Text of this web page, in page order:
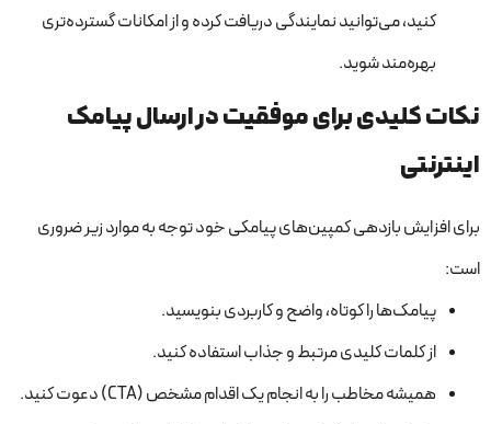
کنید، می‌توانید نمایندگی دریافت کرده و از امکانات گسترده‌تری
بهره‌مند شوید.
نکات کلیدی برای موفقیت در ارسال پیامک
اینترنتی
برای افزایش بازدهی کمپین‌های پیامکی خود توجه به موارد زیر ضروری
است:
پیامک‌ها را کوتاه، واضح و کاربردی بنویسید.
از کلمات کلیدی مرتبط و جذاب استفاده کنید.
همیشه مخاطب را به انجام یک اقدام مشخص (CTA) دعوت کنید.